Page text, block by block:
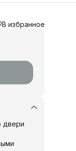
В избранное
двери